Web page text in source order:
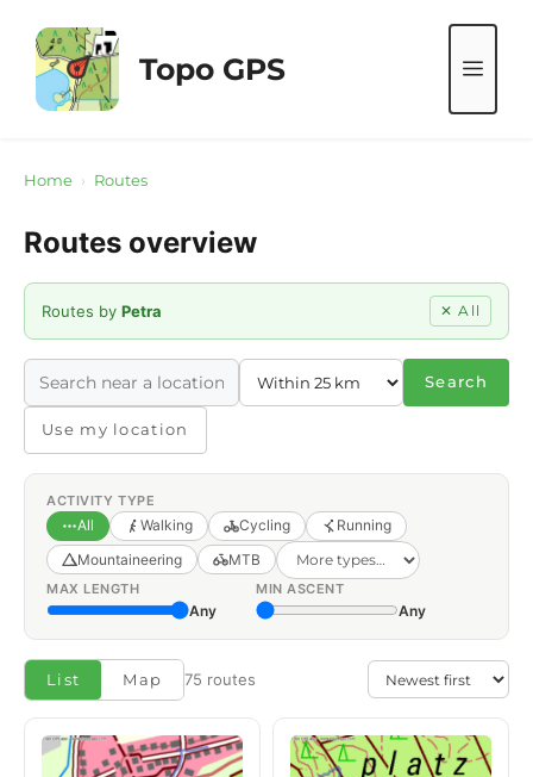
content
Topo GPS
Home › Routes
Routes overview
Routes by Petra ✕ All
Search
Use my location
ACTIVITY TYPE
All Walking Cycling
Running
Mountaineering
MTB
MAX LENGTH
Any
MIN ASCENT
Any
List Map 75 routes